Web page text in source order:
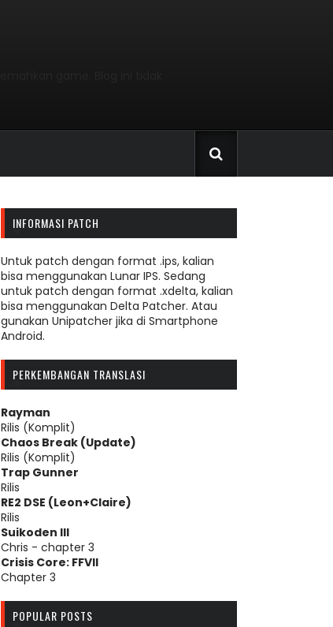
INFORMASI PATCH
Untuk patch dengan format .ips, kalian
bisa menggunakan Lunar IPS. Sedang
untuk patch dengan format .xdelta, kalian
bisa menggunakan Delta Patcher. Atau
gunakan Unipatcher jika di Smartphone
Android.
PERKEMBANGAN TRANSLASI
Rayman
Rilis (Komplit)
Chaos Break (Update)
Rilis (Komplit)
Trap Gunner
Rilis
RE2 DSE (Leon+Claire)
Rilis
Suikoden III
Chris - chapter 3
Crisis Core: FFVII
Chapter 3
POPULAR POSTS